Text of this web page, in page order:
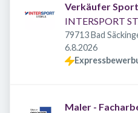
Verkäufer
INTERSPORT
79713 Bad
Veröffentlicht
6.8.2026
Maler -